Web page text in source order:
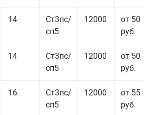
14
Ст3пс/
сп5
12000
от 50
руб.
14
Ст3пс/
сп5
12000
от 50
руб.
16
Ст3пс/
сп5
12000
от 55
руб.